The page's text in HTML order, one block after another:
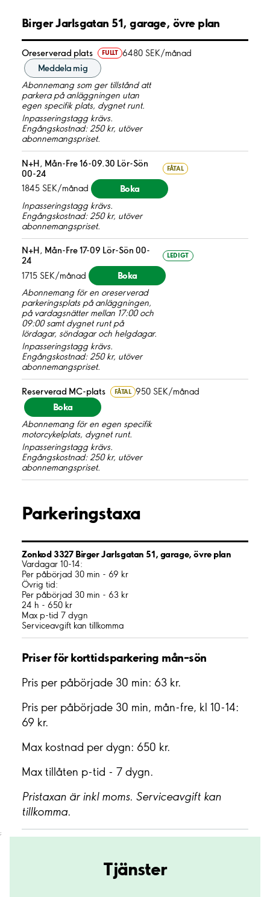
Birger Jarlsgatan 51, garage, övre plan
Oreserverad plats FULLT 6480 SEK/månad
Meddela mig
Abonnemang som ger tillstånd att
parkera på anläggningen utan
egen specifik plats, dygnet runt.
Inpasseringstagg krävs.
Engångskostnad: 250 kr, utöver
abonnemangspriset.
N+H, Mån-Fre 16-09.30 Lör-Sön
00-24
FÅTAL
1845 SEK/månad Boka
Inpasseringstagg krävs.
Engångskostnad: 250 kr, utöver
abonnemangspriset.
N+H, Mån-Fre 17-09 Lör-Sön 00-
24
LEDIGT
1715 SEK/månad Boka
Abonnemang för en oreserverad
parkeringsplats på anläggningen,
på vardagsnätter mellan 17:00 och
09:00 samt dygnet runt på
lördagar, söndagar och helgdagar.
Inpasseringstagg krävs.
Engångskostnad: 250 kr, utöver
abonnemangspriset.
Reserverad MC-plats FÅTAL 950 SEK/månad
Boka
Abonnemang för en egen specifik
motorcykelplats, dygnet runt.
Inpasseringstagg krävs.
Engångskostnad: 250 kr, utöver
abonnemangspriset.
Parkeringstaxa
Zonkod 3327 Birger Jarlsgatan 51, garage, övre plan
Vardagar 10-14:
Per påbörjad 30 min - 69 kr
Övrig tid:
Per påbörjad 30 min - 63 kr
24 h - 650 kr
Max p-tid 7 dygn
Serviceavgift kan tillkomma
Priser för korttidsparkering mån–sön
Pris per påbörjade 30 min: 63 kr.
Pris per påbörjade 30 min, mån-fre, kl 10-14:
69 kr.
Max kostnad per dygn: 650 kr.
Max tillåten p-tid - 7 dygn.
Pristaxan är inkl moms. Serviceavgift kan
tillkomma.
;
Tjänster